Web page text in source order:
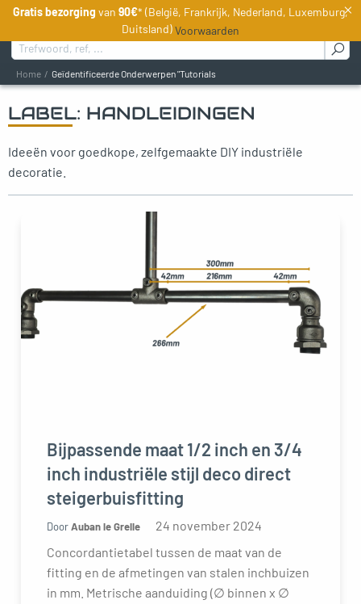
NL
Zoeken naar :
Home Geïdentificeerde Onderwerpen "Tutorials
LABEL: HANDLEIDINGEN
Ideeën voor goedkope, zelfgemaakte DIY industriële
decoratie.
Bijpassende maat 1/2 inch en 3/4
inch industriële stijl deco direct
steigerbuisfitting
DoorAuban le Grelle
24 november 2024
Concordantietabel tussen de maat van de
fitting en de afmetingen van stalen inchbuizen
in mm. Metrische aanduiding (∅ binnen x ∅
menu
menu
menu
menu
Gratis bezorging van 90€* (België, Frankrijk, Nederland, Luxemburg,
Duitsland)Voorwaarden
×